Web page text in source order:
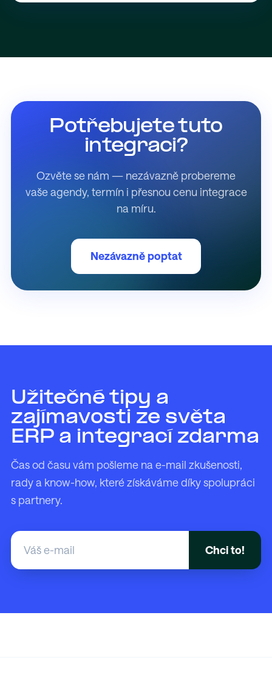
Potřebujete tuto
integraci?
Ozvěte se nám — nezávazně probereme
vaše agendy, termín i přesnou cenu integrace
na míru.
Nezávazně poptat
Užitečné tipy a
zajímavosti ze světa
ERP a integrací zdarma
Čas od času vám pošleme na e-mail zkušenosti,
rady a know-how, které získáváme díky spolupráci
s partnery.